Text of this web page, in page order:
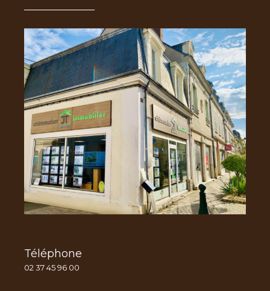
Téléphone
02 37 45 96 00